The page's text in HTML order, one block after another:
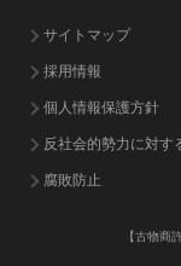
サイトマップ
採用情報
個人情報保護方針
反社会的勢力に対す
腐敗防止
【古物商